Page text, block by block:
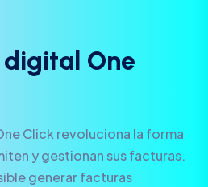
d igita One
Click revoluciona la forma
y gestionan sus facturas.
generar facturas